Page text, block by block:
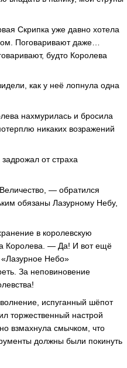
Скрипка уже давно хотела
Поговаривают даже…
будто Королева
как у неё лопнула одна
нахмурилась и бросила
никаких возражений
от страха
— обратился
обязаны Лазурному Небу,
в королевскую
Королева. — Да! И вот ещё
Небо»
За неповиновение
испуганный шёпот
торжественный настрой
взмахнула смычком, что
должны были покинуть